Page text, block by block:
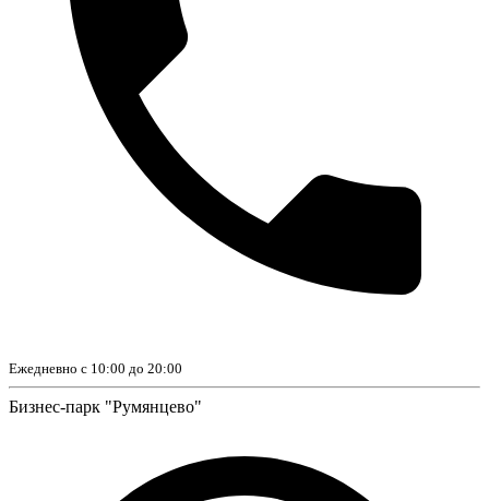
Ежедневно с 10:00 до 20:00
Бизнес-парк "Румянцево"